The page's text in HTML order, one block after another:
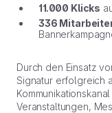
11.000 Klicks
336
Durch den Einsatz
Signatur erfolgreich
Veranstaltungen,